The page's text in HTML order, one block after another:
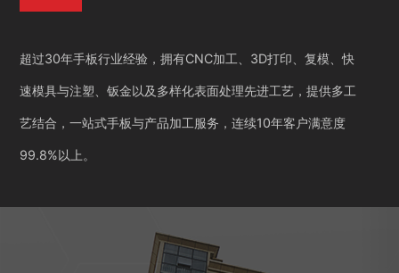
超过30年手板行业经验，拥有CNC加工、3D打印、复模、快
速模具与注塑、钣金以及多样化表面处理先进工艺，提供多工
艺结合，一站式手板与产品加工服务，连续10年客户满意度
99.8%以上。